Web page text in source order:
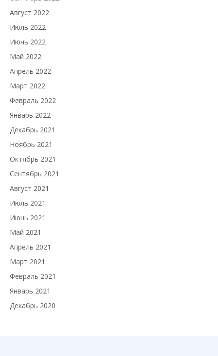
Август 2022
Июль 2022
Июнь 2022
Май 2022
Апрель 2022
Март 2022
Февраль 2022
Январь 2022
Декабрь 2021
Ноябрь 2021
Октябрь 2021
Сентябрь 2021
Август 2021
Июль 2021
Июнь 2021
Май 2021
Апрель 2021
Март 2021
Февраль 2021
Январь 2021
Декабрь 2020